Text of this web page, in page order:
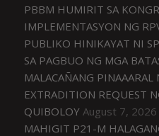
PBBM HUMIRIT SA
IMPLEMENTASYON NG
PUBLIKO HINIKAYAT NI
SA PAGBUO NG MGA
MALACAÑANG PINAAARAL
EXTRADITION REQUEST
QUIBOLOY August 7, 2026
MAHIGIT P21-M